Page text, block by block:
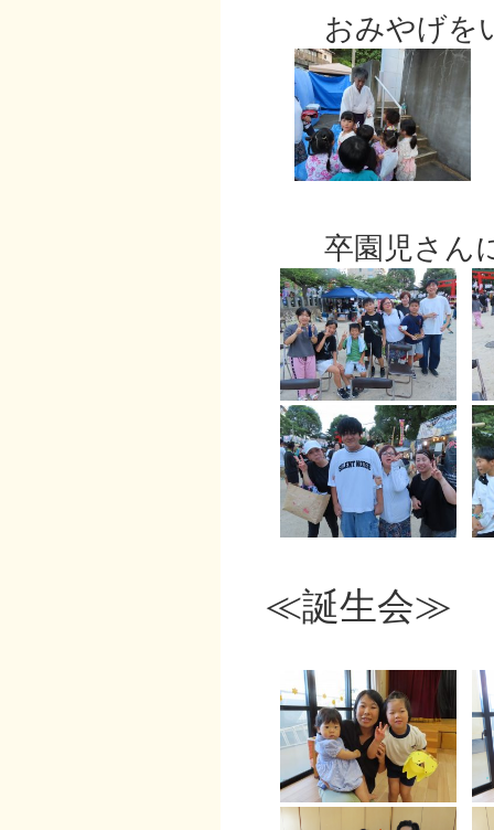
おみやげをい
卒園児さんに
≪誕生会≫